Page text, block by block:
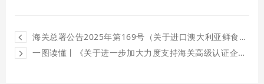
海关总署公告2025年第169号（关于进口澳大利亚鲜食苹果植物检疫要求的公告）
一图读懂丨《关于进一步加大力度支持海关高级认证企业高质量发展的若干措施》政策解读